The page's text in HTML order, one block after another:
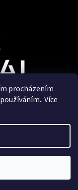
procházením
Více
práva